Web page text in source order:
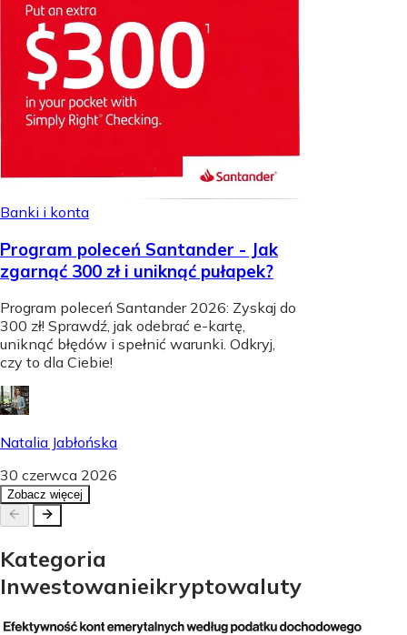
Banki i konta
Program poleceń Santander - Jak
zgarnąć 300 zł i uniknąć pułapek?
Program poleceń Santander 2026: Zyskaj do
300 zł! Sprawdź, jak odebrać e-kartę,
uniknąć błędów i spełnić warunki. Odkryj,
czy to dla Ciebie!
Natalia Jabłońska
30 czerwca 2026
Zobacz więcej
Kategoria
Inwestowanieikryptowaluty